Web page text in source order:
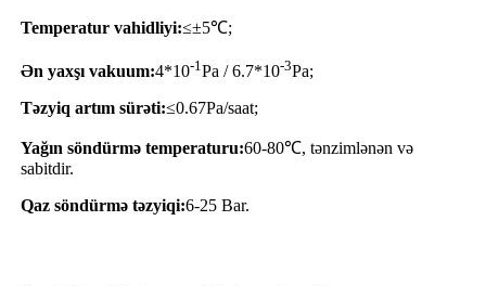
Temperatur vahidliyi:≤±5℃;
Ən yaxşı vakuum:4*10-1 Pa / 6.7*10-3Pa;
Təzyiq artım sürəti:≤0.67Pa/saat;
Yağın söndürmə temperaturu:60-80℃, tənzimlənən və
sabitdir.
Qaz söndürmə təzyiqi:6-25 Bar.